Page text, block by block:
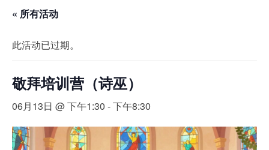
« 所有活动
此活动已过期。
敬拜培训营（诗巫）
06月13日 @ 下午1:30 -下午8:30